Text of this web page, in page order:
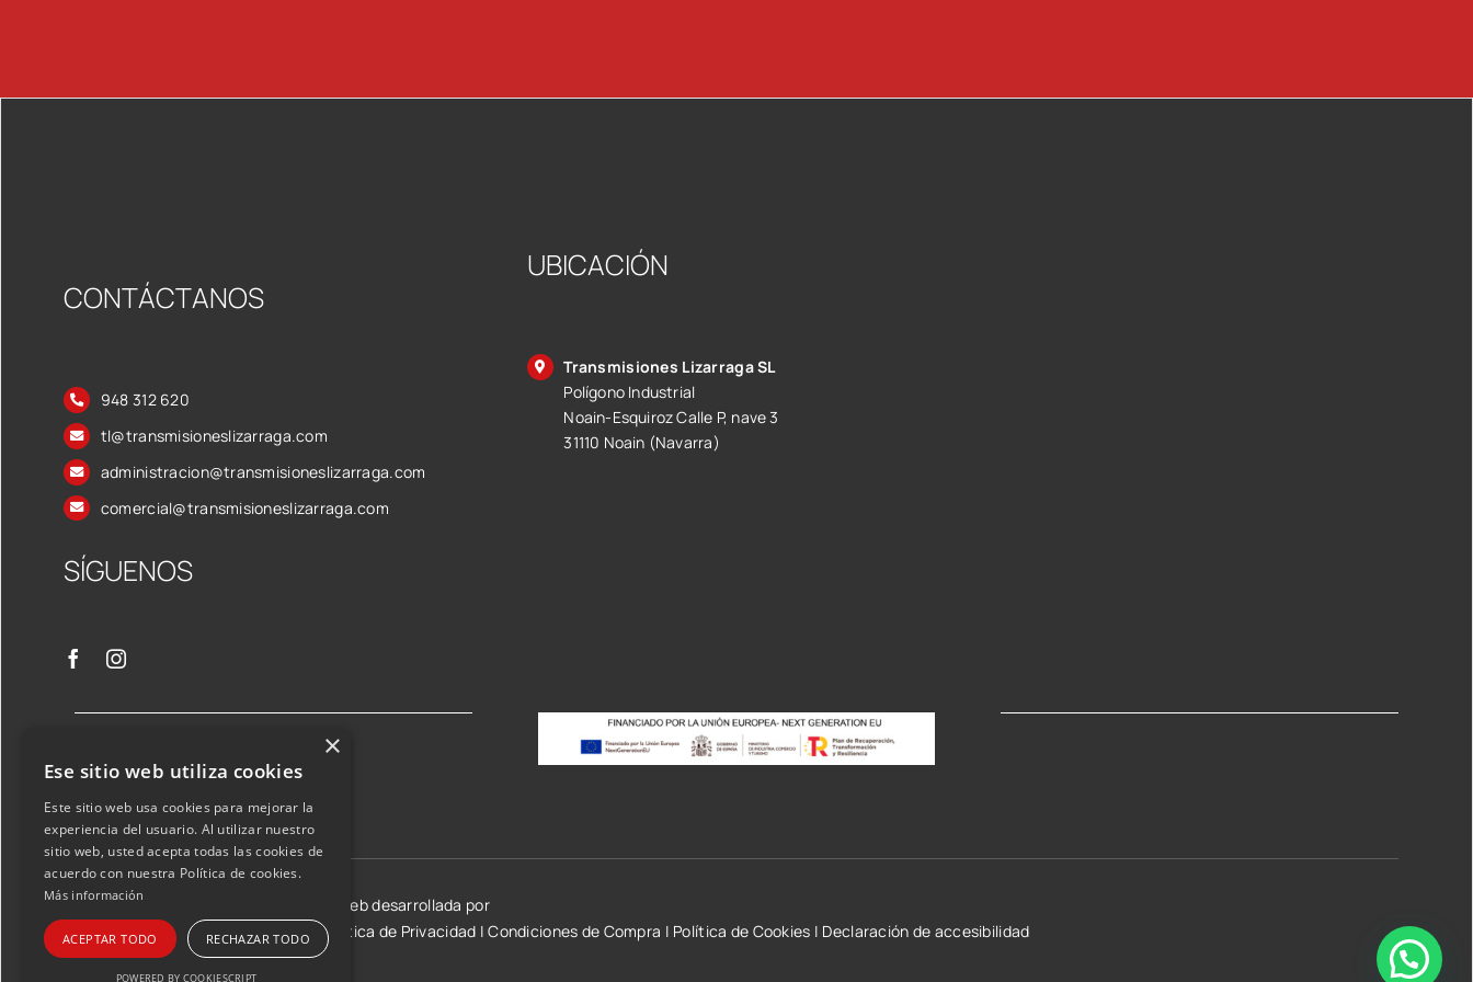
CONTÁCTANOS
948 312 620
tl@transmisioneslizarraga.com
administracion@transmisioneslizarraga.com
comercial@transmisioneslizarraga.com
SÍGUENOS
UBICACIÓN
Transmisiones Lizarraga SL
Polígono Industrial
Noain-Esquiroz Calle P, nave 3
31110 Noain (Navarra)
©2026 Transmisiones Lizarraga SL | Web desarrollada por
Aviso Legal y condiciones de uso |Política de Privacidad |Condiciones de Compra | Política de Cookies | Declaración de accesibilidad
×
Ese sitio web utiliza cookies
Este sitio web usa cookies para mejorar la
experiencia del usuario. Al utilizar nuestro
sitio web, usted acepta todas las cookies de
acuerdo con nuestra Política de cookies.
Más información
ACEPTAR TODO RECHAZAR TODO
POWERED BY COOKIESCRIPT